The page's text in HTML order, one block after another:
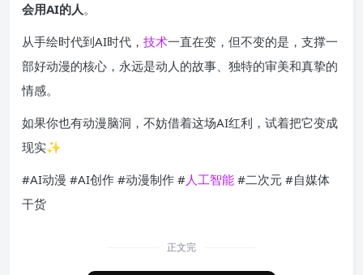
会用AI的人。
从手绘时代到AI时代， 技术一直在变，但不变的是，支撑一
部好动漫的核心，永远是动人的故事、独特的审美和真挚的
情感。
如果你也有动漫脑洞，不妨借着这场AI红利，试着把它变成
现实✨
#AI动漫 #AI创作 #动漫制作 #人工智能 #二次元 #自媒体
干货
正文完